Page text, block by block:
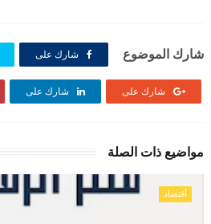
شارك الموضوع شارك على
شارك على شارك على
مواضيع ذات الصلة
أقتصاد